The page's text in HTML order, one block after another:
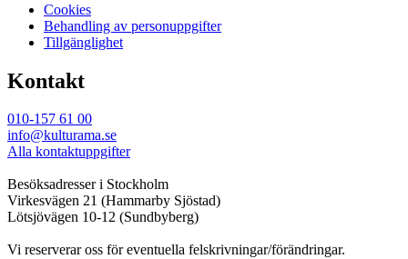
Cookies
Behandling av personuppgifter
Tillgänglighet
Kontakt
010-157 61 00
info@kulturama.se
Alla kontaktuppgifter
Besöksadresser i Stockholm
Virkesvägen 21 (Hammarby Sjöstad)
Lötsjövägen 10-12 (Sundbyberg)
Vi reserverar oss för eventuella felskrivningar/förändringar.